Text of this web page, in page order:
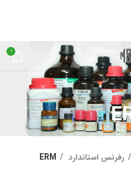
0
رفرنس استاندارد
ERM